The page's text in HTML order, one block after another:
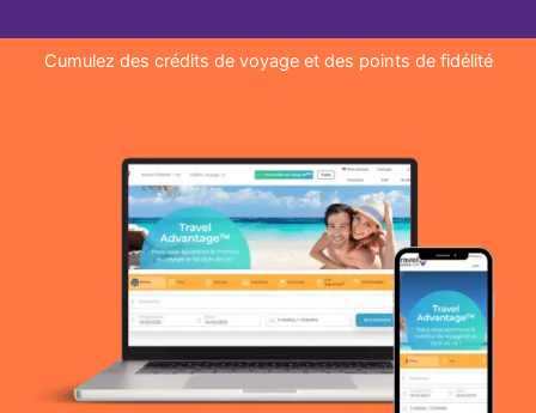
Cumulez des crédits de voyage et des points de fidélité